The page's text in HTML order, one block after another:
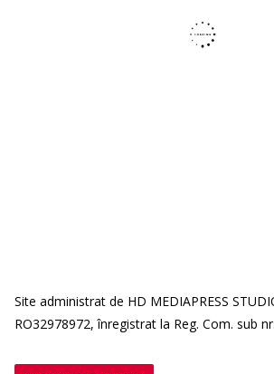
Site administrat de HD MEDIAPRESS
RO32978972, înregistrat la Reg. Com. sub